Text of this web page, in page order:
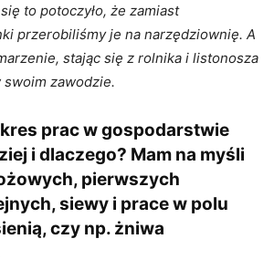
to potoczyło, że zamiast
przerobiliśmy je na narzędziownię. A
stając się z rolnika i listonosza
zawodzie.
prac w gospodarstwie
i dlaczego? Mam na myśli
pierwszych
siewy i prace w polu
czy np. żniwa